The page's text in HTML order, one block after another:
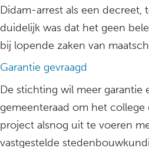
Didam-arrest als een decreet,
duidelijk was dat het geen
bij lopende zaken van
Garantie gevraagd
De stichting wil meer garantie
gemeenteraad om het
project alsnog uit te voeren
vastgestelde